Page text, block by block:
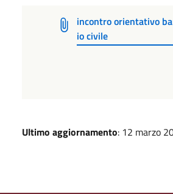
incontro orientativo
io civile
Ultimo aggiornamento: 12 marzo